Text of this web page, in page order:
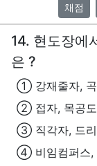
채점
14. 현도장에
은 ?
① 강재줄자, 곡
② 접자, 목공도
③ 직각자, 드리
④ 비임컴퍼스,